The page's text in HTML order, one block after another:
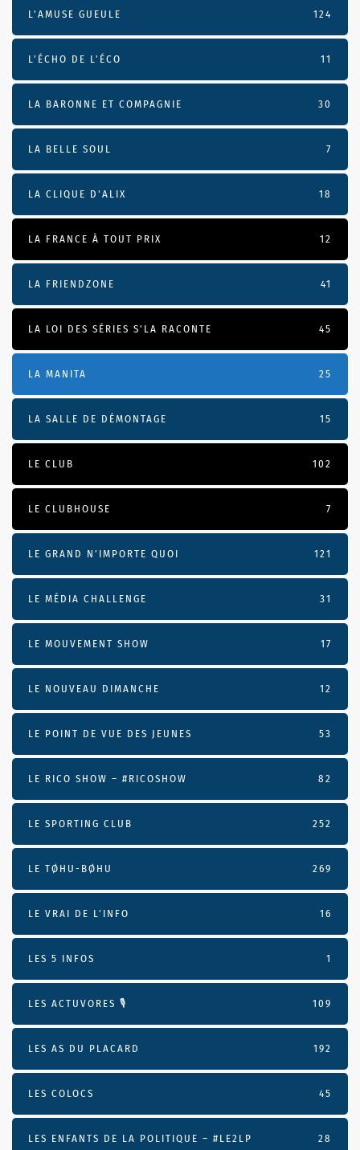
L'AMUSE GUEULE 124
L’ÉCHO DE L’ÉCO 11
LA BARONNE ET COMPAGNIE 30
LA BELLE SOUL 7
LA CLIQUE D'ALIX 18
LA FRANCE À TOUT PRIX 12
LA FRIENDZONE 41
LA LOI DES SÉRIES S'LA RACONTE 45
LA MANITA 25
LA SALLE DE DÉMONTAGE 15
LE CLUB 102
LE CLUBHOUSE 7
LE GRAND N’IMPORTE QUOI 121
LE MÉDIA CHALLENGE 31
LE MOUVEMENT SHOW 17
LE NOUVEAU DIMANCHE 12
LE POINT DE VUE DES JEUNES 53
LE RICO SHOW – #RICOSHOW 82
LE SPORTING CLUB 252
LE TØHU-BØHU 269
LE VRAI DE L’INFO 16
LES 5 INFOS 1
LES ACTUVORES 🎙 109
LES AS DU PLACARD 192
LES COLOCS 45
LES ENFANTS DE LA POLITIQUE – #LE2LP 28